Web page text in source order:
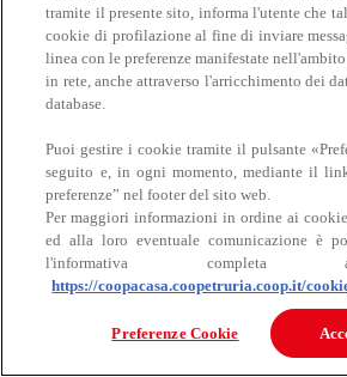
Carne
Bovino
tramite il presente sito, informa l'utente che
cookie di profilazione al fine di inviare
linea con le preferenze manifestate
in rete, anche attraverso l'arricchimento dei
database.
Puoi gestire i cookie tramite il pulsante
seguito e, in ogni momento, mediante il
preferenze” nel footer del sito web.
Per maggiori informazioni in ordine ai
ed alla loro eventuale comunicazione è
l'informativa
https://coopacasa.coopetruria.coop.it/
Preferenze Cookie